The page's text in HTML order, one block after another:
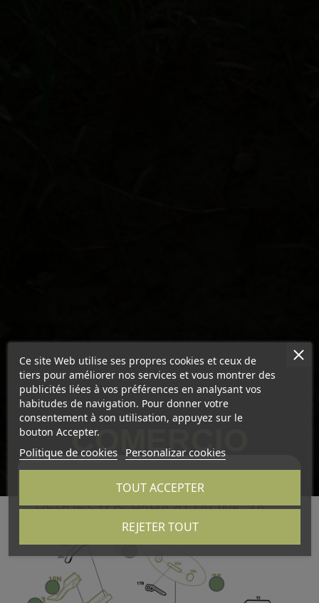
COMERCIO
REPUESTOS PARA ATTALINK-3A
Ce site Web utilise ses propres cookies et ceux de
tiers pour améliorer nos services et vous montrer des
publicités liées à vos préférences en analysant vos
habitudes de navigation. Pour donner votre
consentement à son utilisation, appuyez sur le
bouton Accepter.
Politique de cookies Personalizar cookies
REJETER TOUT
TOUT ACCEPTER